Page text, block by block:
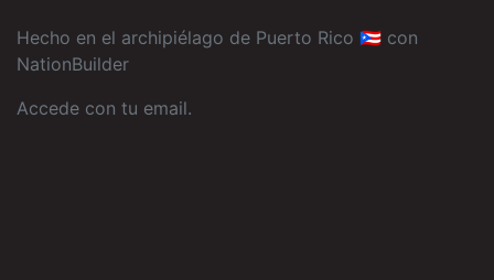
Hecho en el archipiélago de Puerto Rico 🇵🇷 con
NationBuilder
Accede con tu email.